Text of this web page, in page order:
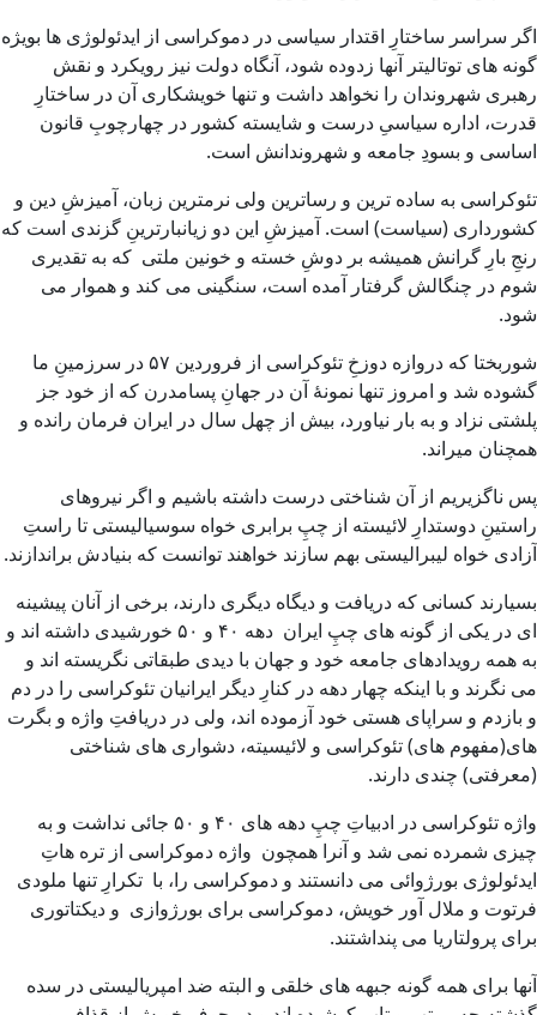
اگر سراسر ساختارِ اقتدار سیاسی در دموکراسی از ایدئولوژی ها بویژه
گونه های توتالیتر آنها زدوده شود، آنگاه دولت نیز رویکرد و نقش
رهبری شهروندان را نخواهد داشت و تنها خویشکاری آن در ساختارِ
قدرت، اداره سیاسیِ درست و شایسته کشور در چهارچوبِ قانون
اساسی و بسودِ جامعه و شهروندانش است.
تئوکراسی به ساده ترین و رساترین ولی نرمترین زبان، آمیزشِ دین و
کشورداری (سیاست) است. آمیزشِ این دو زیانبارترینِ گزندی است که
رنجِ بارِ گرانش همیشه بر دوشِ خسته و خونین ملتی که به تقدیری
شوم در چنگالش گرفتار آمده است، سنگینی می کند و هموار می
شود.
شوربختا که دروازه دوزخِ تئوکراسی از فروردین ۵۷ در سرزمینِ ما
گشوده شد و امروز تنها نمونهٔ آن در جهانِ پسامدرن که از خود جز
پلشتی نزاد و به بار نیاورد، بیش از چهل سال در ایران فرمان رانده و
همچنان میراند.
پس ناگزیریم از آن شناختی درست داشته باشیم و اگر نیروهای
راستینِ دوستدارِ لائیسته از چپِ برابری خواه سوسیالیستی تا راستِ
آزادی خواه لیبرالیستی بهم سازند خواهند توانست که بنیادش براندازند.
بسیارند کسانی که دریافت و دیگاه دیگری دارند، برخی از آنان پیشینه
ای در یکی از گونه های چپِ ایران دهه ۴۰ و ۵۰ خورشیدی داشته اند و
به همه رویدادهای جامعه خود و جهان با دیدی طبقاتی نگریسته اند و
می نگرند و با اینکه چهار دهه در کنارِ دیگر ایرانیان تئوکراسی را در دم
و بازدم و سراپای هستی خود آزموده اند، ولی در دریافتِ واژه و بگرت
های(مفهوم های) تئوکراسی و لائیسیته، دشواری های شناختی
(معرفتی) چندی دارند.
واژه تئوکراسی در ادبیاتِ چپِ دهه های ۴۰ و ۵۰ جائی نداشت و به
چیزی شمرده نمی شد و آنرا همچون واژه دموکراسی از تره هاتِ
ایدئولوژی بورژوائی می دانستند و دموکراسی را، با تکرارِ تنها ملودی
فرتوت و ملال آور خویش، دموکراسی برای بورژوازی و دیکتاتوری
برای پرولتاریا می پنداشتند.
آنها برای همه گونه جبهه های خلقی و البته ضد امپریالیستی در سده